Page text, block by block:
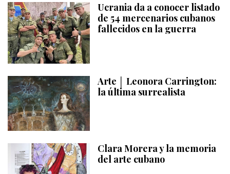
Ucrania da a conocer listado
de 54 mercenarios cubanos
fallecidos en la guerra
Arte │ Leonora Carrington:
la última surrealista
Clara Morera y la memoria
del arte cubano